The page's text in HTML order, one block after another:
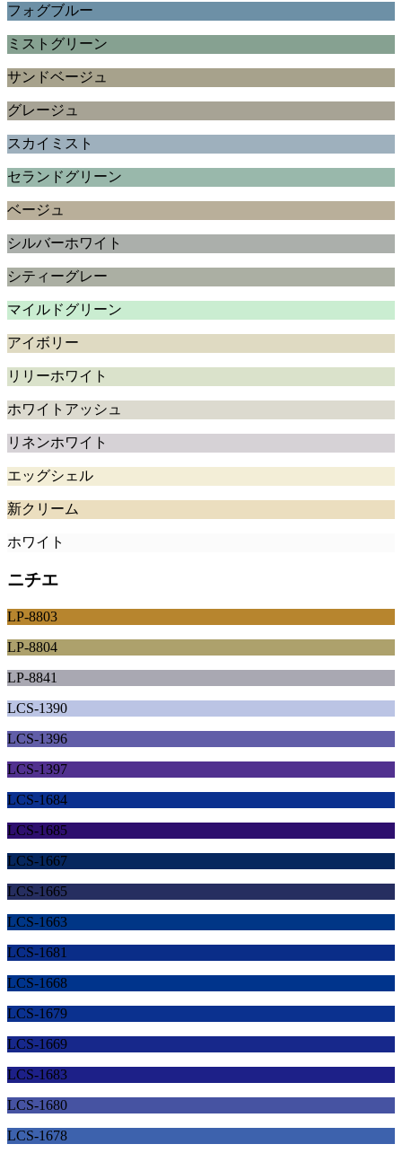
フォグブルー
ミストグリーン
サンドベージュ
グレージュ
スカイミスト
セランドグリーン
ベージュ
シルバーホワイト
シティーグレー
マイルドグリーン
アイボリー
リリーホワイト
ホワイトアッシュ
リネンホワイト
エッグシェル
新クリーム
ホワイト
ニチエ
LP-8803
LP-8804
LP-8841
LCS-1390
LCS-1396
LCS-1397
LCS-1684
LCS-1685
LCS-1667
LCS-1665
LCS-1663
LCS-1681
LCS-1668
LCS-1679
LCS-1669
LCS-1683
LCS-1680
LCS-1678